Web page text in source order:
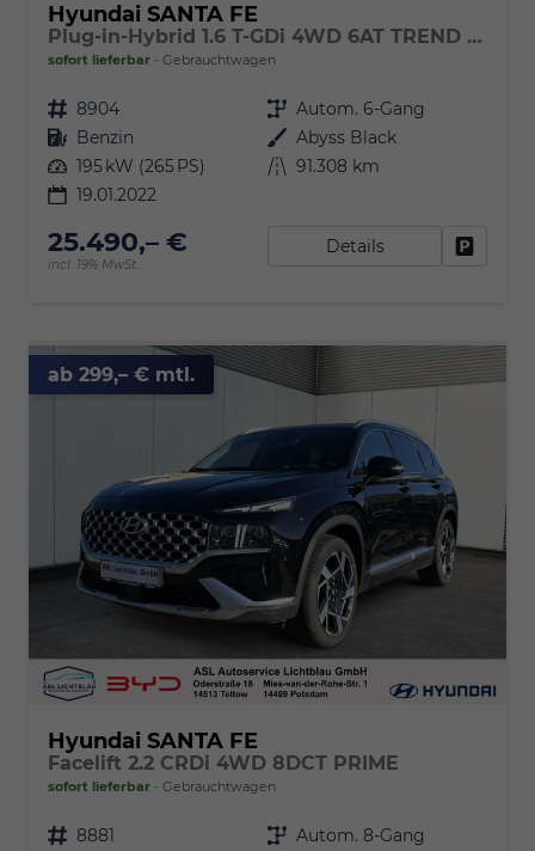
Hyundai SANTA FE
Plug-in-Hybrid 1.6 T-GDi 4WD 6AT TREND Panoramadach
sofort lieferbar Gebrauchtwagen
Fahrzeugnr. 8904 Getriebe Autom. 6-Gang
Kraftstoff Benzin Außenfarbe Abyss Black
Leistung 195 kW (265 PS) Kilometerstand 91.308 km
19.01.2022
25.490,– €
incl. 19% MwSt.
Details
ab 299,– € mtl.
Hyundai SANTA FE
Facelift 2.2 CRDi 4WD 8DCT PRIME
sofort lieferbar Gebrauchtwagen
Fahrzeugnr. 8881 Getriebe Autom. 8-Gang